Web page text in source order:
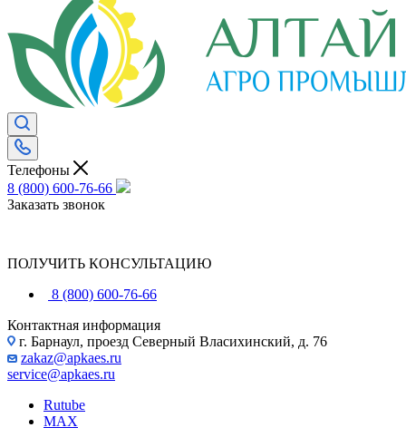
Телефоны
8 (800) 600-76-66
Заказать звонок
ПОЛУЧИТЬ КОНСУЛЬТАЦИЮ
8 (800) 600-76-66
Контактная информация
г. Барнаул, проезд Северный Власихинский, д. 76
zakaz@apkaes.ru
service@apkaes.ru
Rutube
MAX